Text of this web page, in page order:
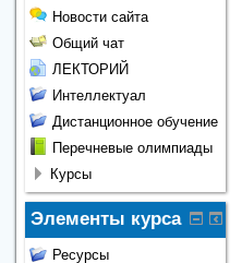
Новости сайта
Общий чат
ЛЕКТОРИЙ
Интеллектуал
Дистанционное обучение
Перечневые олимпиады
Курсы
Элементы курса
Ресурсы